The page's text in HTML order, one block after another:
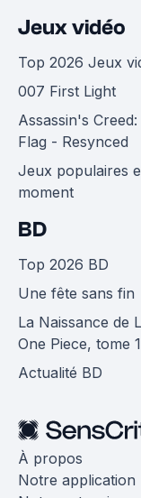
Jeux vidéo
Top 2026 Jeux
007 First Light
Assassin's
Flag - Resynced
Jeux populaires
moment
BD
Top 2026 BD
Une fête sans fin
La Naissance de
One Piece, tome
Actualité BD
À propos
Notre application